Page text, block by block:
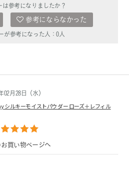
は参考になりましたか？
参考にならなかった
が参考になった人：0 人
02月28日（水）
シルキーモイストパウダー ローズ＋レフィル
買い物ページへ